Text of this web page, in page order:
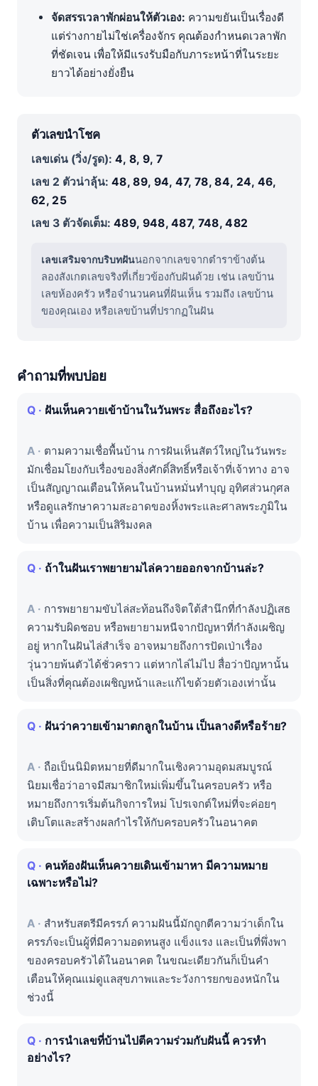
จัดสรรเวลาพักผ่อนให้ตัวเอง: ความขยันเป็นเรื่องดี
แต่ร่างกายไม่ใช่เครื่องจักร คุณต้องกำหนดเวลาพัก
ที่ชัดเจน เพื่อให้มีแรงรับมือกับภาระหน้าที่ในระยะ
ยาวได้อย่างยั่งยืน
ตัวเลขนำโชค
เลขเด่น (วิ่ง/รูด): 4, 8, 9, 7
เลข 2 ตัวน่าลุ้น: 48, 89, 94, 47, 78, 84, 24, 46,
62, 25
เลข 3 ตัวจัดเต็ม: 489, 948, 487, 748, 482
เลขเสริมจากบริบทฝันนอกจากเลขจากตำราข้างต้น
ลองสังเกตเลขจริงที่เกี่ยวข้องกับฝันด้วย เช่น เลขบ้าน
เลขห้องครัว หรือจำนวนคนที่ฝันเห็น รวมถึง เลขบ้าน
ของคุณเอง หรือเลขบ้านที่ปรากฏในฝัน
คำถามที่พบบ่อย
ฝันเห็นควายเข้าบ้านในวันพระ สื่อถึงอะไร?
ตามความเชื่อพื้นบ้าน การฝันเห็นสัตว์ใหญ่ในวันพระ
มักเชื่อมโยงกับเรื่องของสิ่งศักดิ์สิทธิ์หรือเจ้าที่เจ้าทาง อาจ
เป็นสัญญาณเตือนให้คนในบ้านหมั่นทำบุญ อุทิศส่วนกุศล
หรือดูแลรักษาความสะอาดของหิ้งพระและศาลพระภูมิใน
บ้าน เพื่อความเป็นสิริมงคล
ถ้าในฝันเราพยายามไล่ควายออกจากบ้านล่ะ?
การพยายามขับไล่สะท้อนถึงจิตใต้สำนึกที่กำลังปฏิเสธ
ความรับผิดชอบ หรือพยายามหนีจากปัญหาที่กำลังเผชิญ
อยู่ หากในฝันไล่สำเร็จ อาจหมายถึงการปัดเป่าเรื่อง
วุ่นวายพ้นตัวได้ชั่วคราว แต่หากไล่ไม่ไป สื่อว่าปัญหานั้น
เป็นสิ่งที่คุณต้องเผชิญหน้าและแก้ไขด้วยตัวเองเท่านั้น
ฝันว่าควายเข้ามาตกลูกในบ้าน เป็นลางดีหรือร้าย?
ถือเป็นนิมิตหมายที่ดีมากในเชิงความอุดมสมบูรณ์
นิยมเชื่อว่าอาจมีสมาชิกใหม่เพิ่มขึ้นในครอบครัว หรือ
หมายถึงการเริ่มต้นกิจการใหม่ โปรเจกต์ใหม่ที่จะค่อยๆ
เติบโตและสร้างผลกำไรให้กับครอบครัวในอนาคต
คนท้องฝันเห็นควายเดินเข้ามาหา มีความหมาย
เฉพาะหรือไม่?
สำหรับสตรีมีครรภ์ ความฝันนี้มักถูกตีความว่าเด็กใน
ครรภ์จะเป็นผู้ที่มีความอดทนสูง แข็งแรง และเป็นที่พึ่งพา
ของครอบครัวได้ในอนาคต ในขณะเดียวกันก็เป็นคำ
เตือนให้คุณแม่ดูแลสุขภาพและระวังการยกของหนักใน
ช่วงนี้
การนำเลขที่บ้านไปตีความร่วมกับฝันนี้ ควรทำ
อย่างไร?